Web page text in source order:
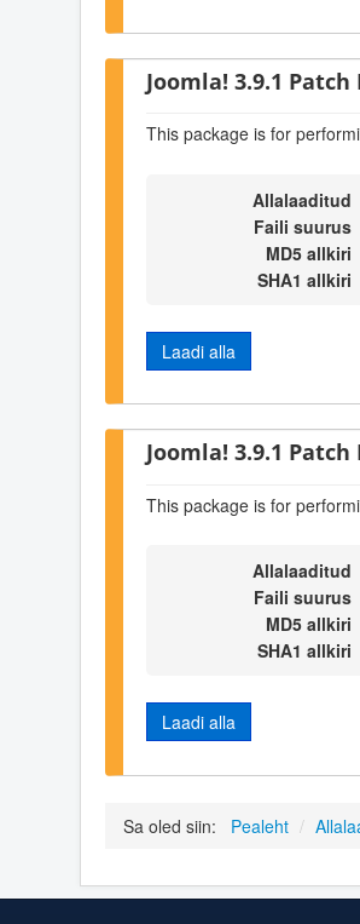
Joomla! 3.9.1
This package is for
Allalaaditud
Faili suurus
MD5 allkiri
SHA1 allkiri
Laadi alla
Joomla! 3.9.1 Patch
This package is for
Allalaaditud
Faili suurus
MD5 allkiri
SHA1 allkiri
Laadi alla
Sa oled siin: Pealeht /